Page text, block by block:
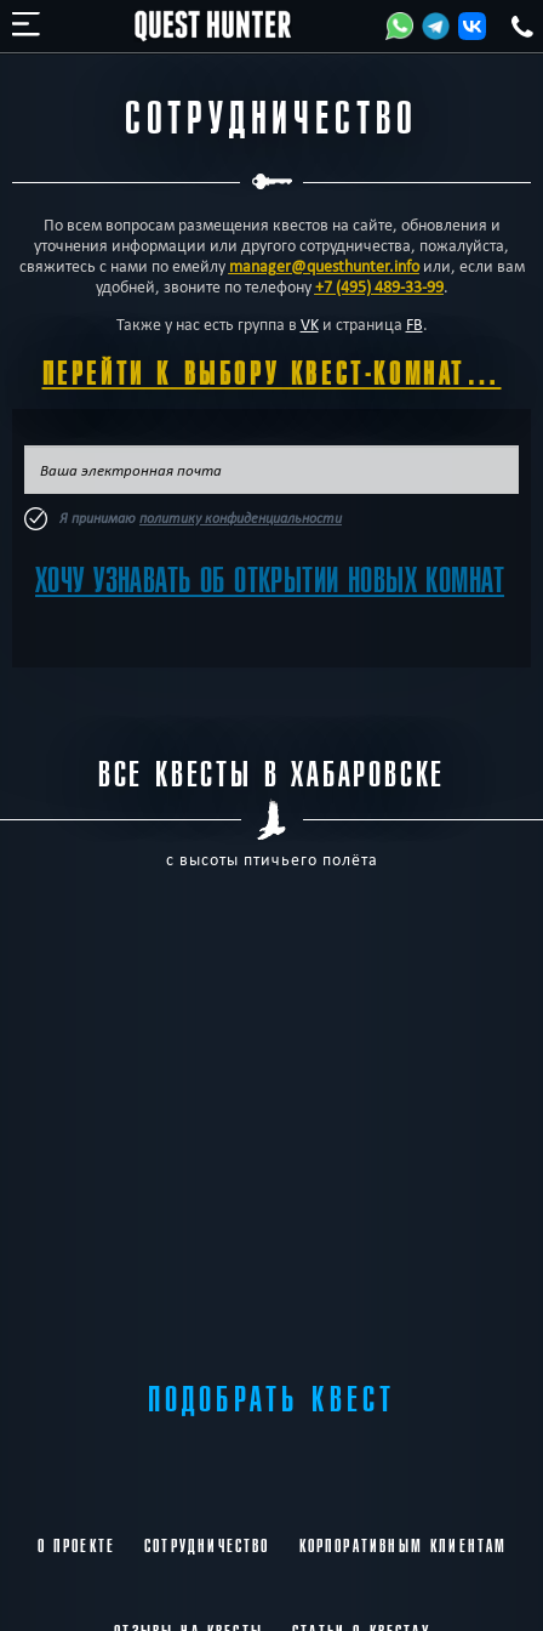
СОТРУДНИЧЕСТВО
По всем вопросам размещения квестов на сайте, обновления и
уточнения информации или другого сотрудничества, пожалуйста,
свяжитесь с нами по емейлу manager@questhunter.infoили, если вам
удобней, звоните по телефону+7 (495) 489-33-99.
Также у нас есть группа в VKи страница FB.
ПЕРЕЙТИ К ВЫБОРУ КВЕСТ-КОМНАТ…
Я принимаю политику конфиденциальности
ХОЧУ УЗНАВАТЬ ОБ ОТКРЫТИИ НОВЫХ КОМНАТ
ВСЕ КВЕСТЫ В ХАБАРОВСКЕ
с высоты птичьего полёта
ПОДОБРАТЬ КВЕСТ
О ПРОЕКТЕ СОТРУДНИЧЕСТВО КОРПОРАТИВНЫМ КЛИЕНТАМ